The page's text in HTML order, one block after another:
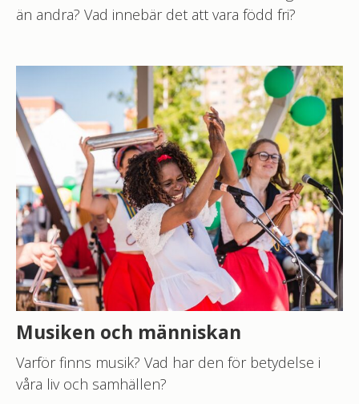
än andra? Vad innebär det att vara född fri?
Musiken och människan
Varför finns musik? Vad har den för betydelse i
våra liv och samhällen?